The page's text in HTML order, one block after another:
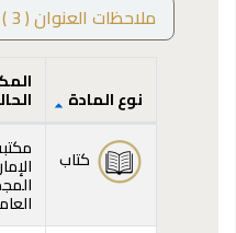
ملاحظات العنوان ( 3 )
المقتنيات
نوع المادة
كتاب